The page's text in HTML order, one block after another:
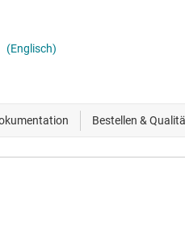
(Englisch)